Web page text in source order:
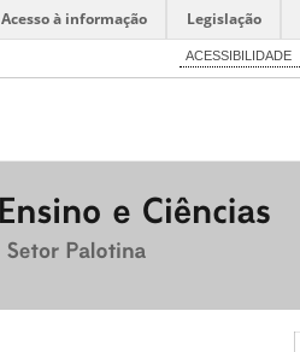
Acesso à informação Legislação
ACESSIBILIDADE